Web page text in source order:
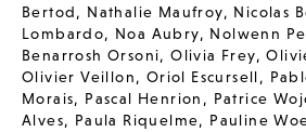
Bertod,Nathalie Maufroy,Nicolas
Lombardo,Noa Aubry,Nolwenn
Benarrosh Orsoni,Olivia Frey,
Olivier Veillon, Oriol Escursell,
Morais, Pascal Henrion , Patrice
Alves, Paula Riquelme, Pauline